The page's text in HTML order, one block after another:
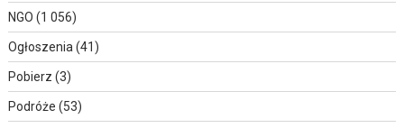
NGO (1 056)
Ogłoszenia(41)
Pobierz (3)
Podróże (53)